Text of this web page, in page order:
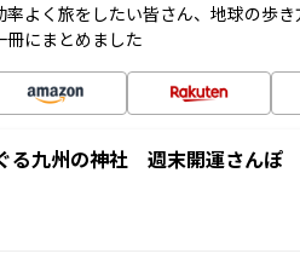
率よく旅をしたい皆さん、地球の歩
冊にまとめました
る九州の神社 週末開運さんぽ